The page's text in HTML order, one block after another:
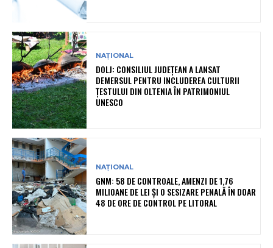
NAȚIONAL
DOLJ: CONSILIUL JUDEȚEAN A LANSAT
DEMERSUL PENTRU INCLUDEREA CULTURII
ȚESTULUI DIN OLTENIA ÎN PATRIMONIUL
UNESCO
NAȚIONAL
GNM: 58 DE CONTROALE, AMENZI DE 1,76
MILIOANE DE LEI ȘI O SESIZARE PENALĂ ÎN DOAR
48 DE ORE DE CONTROL PE LITORAL